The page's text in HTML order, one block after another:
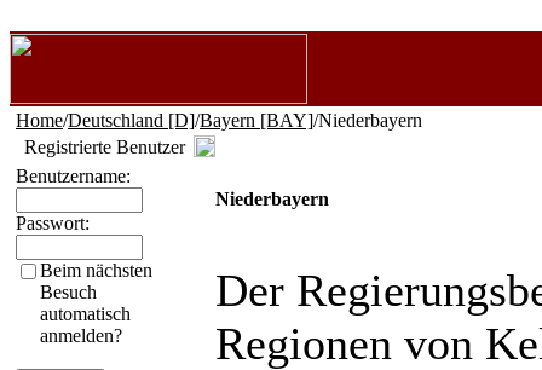
Home/Deutschland [D]/Bayern [BAY]/Niederbayern
Registrierte Benutzer
Benutzername:
Passwort:
Beim nächsten
Besuch
automatisch
anmelden?
Niederbayern
Der
Regionen von